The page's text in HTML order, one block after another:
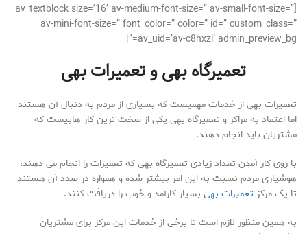
[av_textblock size=’16’ av-medium-font-size=” av-small-font-size=”
av-mini-font-size=” font_color=” color=” id=” custom_class=”
av_uid=’av-c8hxzi’ admin_preview_bg=”]
تعمیرگاه بهی و تعمیرات بهی
تعمیرات بهی از خدمات مهمیست که بسیاری از مردم به دنبال آن هستند
اما اعتماد به مراکز و تعمیرگاه بهی یکی از سخت ترین کار هاییست که
مشتریان باید انجام دهند.
با روی کار آمدن تعداد زیادی تعمیرگاه بهی که تعمیرات را انجام می دهند،
هوشیاری مردم نسبت به این امر بیشتر شده و همواره در صدد آن هستند
تا یک مرکزتعمیرات بهی بسیار کارآمد و خوب را دریافت کنند.
به همین منظور لازم است تا برخی از خدمات این مرکز برای مشتریان